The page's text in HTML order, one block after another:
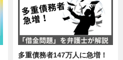
多重債務者147万人に急増！